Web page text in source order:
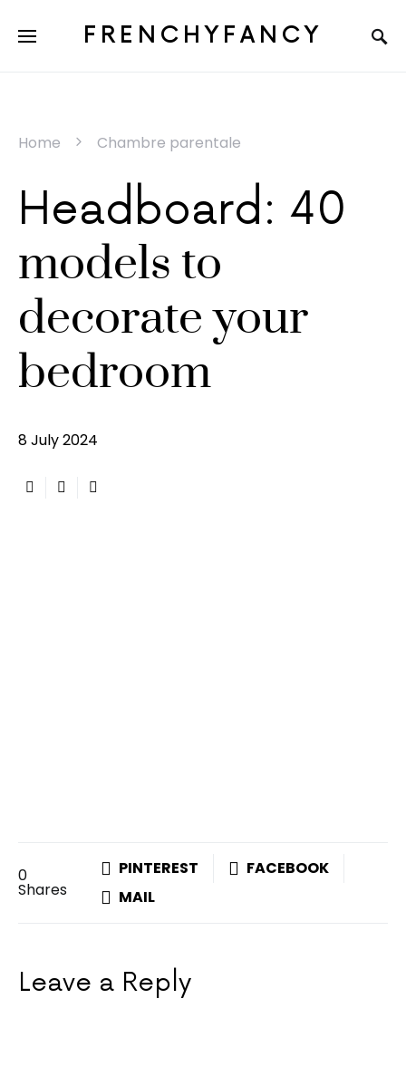
FRENCHYFANCY
Home Chambre parentale
Headboard: 40
models to
decorate your
bedroom
8 July 2024
0
Shares
PINTEREST
FACEBOOK
MAIL
Leave a Reply